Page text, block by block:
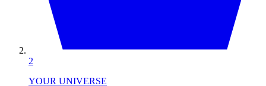
2
YOUR UNIVERSE